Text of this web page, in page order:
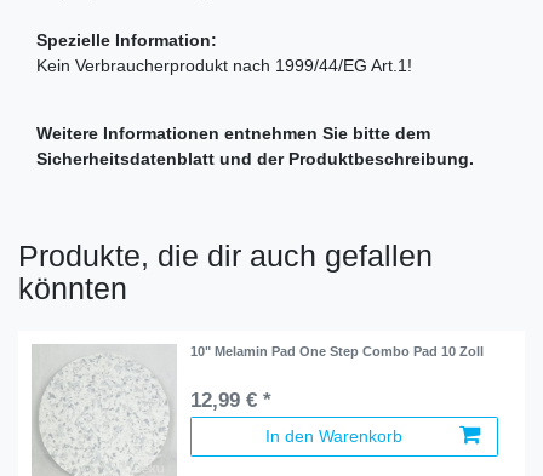
Spezielle Information:
Kein Verbraucherprodukt nach 1999/44/EG Art.1!
Weitere Informationen entnehmen Sie bitte dem
Sicherheitsdatenblatt und der Produktbeschreibung.
Produkte, die dir auch gefallen
könnten
10" Melamin Pad One Step Combo Pad 10 Zoll
12,99 € *
In den Warenkorb